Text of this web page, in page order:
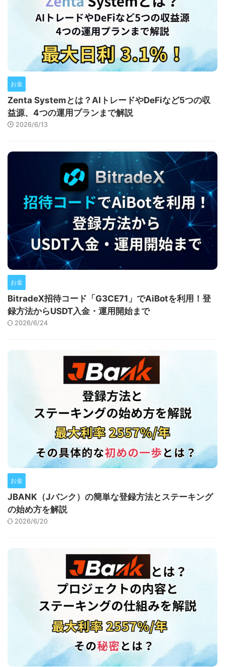
お金
Zenta Systemとは？AIトレードやDeFiなど5つの収
益源、4つの運用プランまで解説
2026/6/13
お金
BitradeX招待コード「G3CE71」でAiBotを利用！登
録方法からUSDT入金・運用開始まで
2026/6/24
お金
JBANK（Jバンク）の簡単な登録方法とステーキング
の始め方を解説
2026/6/20